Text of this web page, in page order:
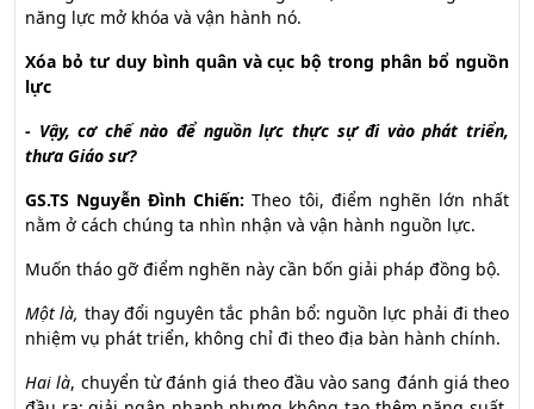
năng lực mở khóa và vận hành nó.
Xóa bỏ tư duy bình quân và cục bộ trong phân bổ nguồn
lực
- Vậy, cơ chế nào để nguồn lực thực sự đi vào phát triển,
thưa Giáo sư?
GS.TS Nguyễn Đình Chiến: Theo tôi, điểm nghẽn lớn nhất
nằm ở cách chúng ta nhìn nhận và vận hành nguồn lực.
Muốn tháo gỡ điểm nghẽn này cần bốn giải pháp đồng bộ.
Một là, thay đổi nguyên tắc phân bổ: nguồn lực phải đi theo
nhiệm vụ phát triển, không chỉ đi theo địa bàn hành chính.
Hai là, chuyển từ đánh giá theo đầu vào sang đánh giá theo